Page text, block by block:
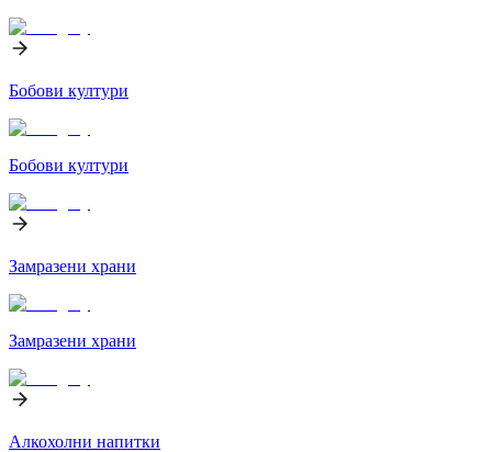
Бобови култури
Бобови култури
Замразени храни
Замразени храни
Алкохолни напитки